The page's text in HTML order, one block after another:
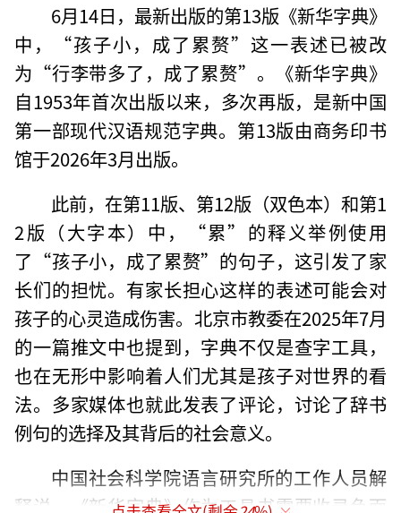
6月14日，最新出版的第13版《新华字典》
中，“孩子小，成了累赘”这一表述已被改
为“行李带多了，成了累赘”。《新华字典》
自1953年首次出版以来，多次再版，是新中国
第一部现代汉语规范字典。第13版由商务印书
馆于2026年3月出版。
此前，在第11版、第12版（双色本）和第1
2版（大字本）中，“累”的释义举例使用
了“孩子小，成了累赘”的句子，这引发了家
长们的担忧。有家长担心这样的表述可能会对
孩子的心灵造成伤害。北京市教委在2025年7月
的一篇推文中也提到，字典不仅是查字工具，
也在无形中影响着人们尤其是孩子对世界的看
法。多家媒体也就此发表了评论，讨论了辞书
例句的选择及其背后的社会意义。
中国社会科学院语言研究所的工作人员解
释说，《新华字典》作为工具书需要收录负面